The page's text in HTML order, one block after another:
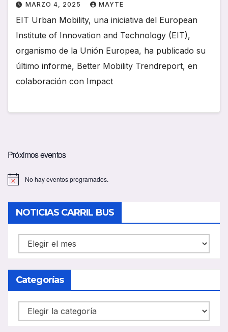
MARZO 4, 2025 MAYTE
EIT Urban Mobility, una iniciativa del European
Institute of Innovation and Technology (EIT),
organismo de la Unión Europea, ha publicado su
último informe, Better Mobility Trendreport, en
colaboración con Impact
Próximos eventos
No hay eventos programados.
NOTICIAS CARRIL BUS
NOTICIAS
CARRIL
BUS
Categorías
Categorías